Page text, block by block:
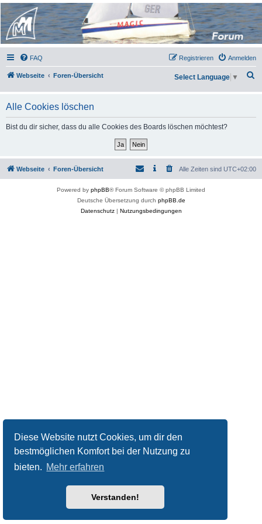
Diese Website nutzt Cookies, um dir den
bestmöglichen Komfort bei der Nutzung zu
bieten. Mehr erfahren
Verstanden!
Micro Magic Forum
Deutschland
FAQ Anmelden
Registrieren
Webseite Foren-Übersicht
h
Select Language ▼
Alle Cookies löschen
Bist du dir sicher, dass du alle Cookies des Boards löschen möchtest?
Webseite Foren-Übersicht Alle Zeiten sind UTC+02:00
Powered by phpBB® Forum Software © phpBB Limited
Deutsche Übersetzung durch phpBB.de
Datenschutz| Nutzungsbedingungen